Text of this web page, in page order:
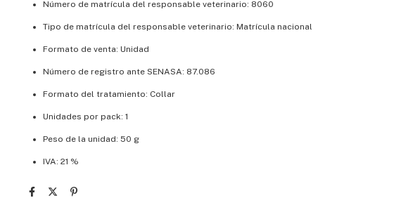
Número de matrícula del responsable veterinario: 8060
Tipo de matrícula del responsable veterinario: Matrícula nacional
Formato de venta: Unidad
Número de registro ante SENASA: 87.086
Formato del tratamiento: Collar
Unidades por pack: 1
Peso de la unidad: 50 g
IVA: 21 %